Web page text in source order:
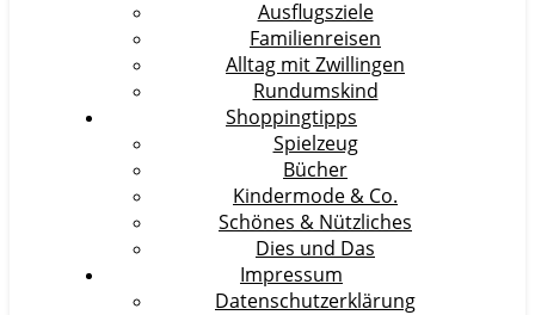
Ausflugsziele
Familienreisen
Alltag mit Zwillingen
Rundumskind
Shoppingtipps
Spielzeug
Bücher
Kindermode & Co.
Schönes & Nützliches
Dies und Das
Impressum
Datenschutzerklärung